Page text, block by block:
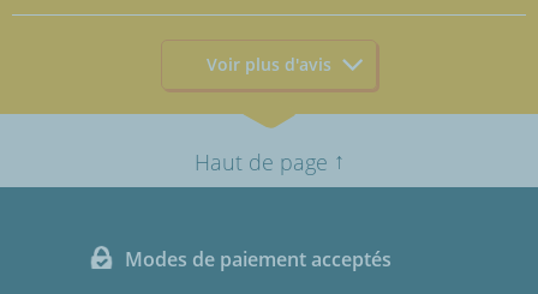
Voir plus d'avis
Haut de page ↑
Modes de paiement acceptés